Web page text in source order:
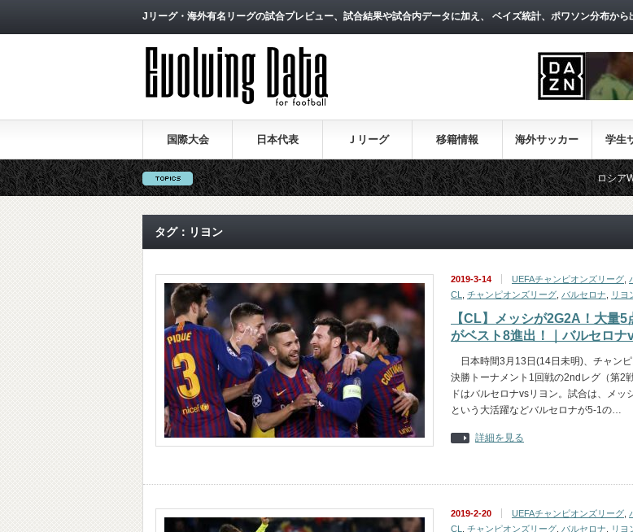
Jリーグ・海外有名リーグの試合プレビュー、試合結果や試合内データに加え、 ベイズ統計、ポワソン分布から
国際大会 日本代表 Ｊリーグ 移籍情報 海外サッカー 学生
ロシアW杯日本代表の戦
タグ：リヨン
2019-3-14 UEFAチャンピオンズリーグ
CL
チャンピオンズリーグ バルセロナ リヨ
【CL】メッシが2G2A！大量
がベスト8進出！｜バルセロナ
日本時間3月13日(14日未明)、チャンピ
決勝トーナメント1回戦の2ndレグ（第2
ドはバルセロナvsリヨン。試合は、メッ
という大活躍などバルセロナが5-1の…
詳細を見る
2019-2-20 UEFAチャンピオンズリーグ
CL
チャンピオンズリーグ バルセロナ リヨ